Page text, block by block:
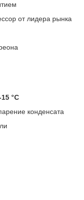
от лидера рынка
°C
конденсата